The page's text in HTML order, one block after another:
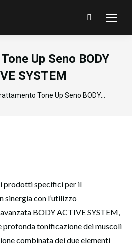
Search:
Up Seno BODY
SYSTEM
Tone Up Seno BODY…
prodotti specifici per il
sinergia con l’utilizzo
BODY ACTIVE SYSTEM,
profonda tonificazione dei muscoli
combinata dei due elementi